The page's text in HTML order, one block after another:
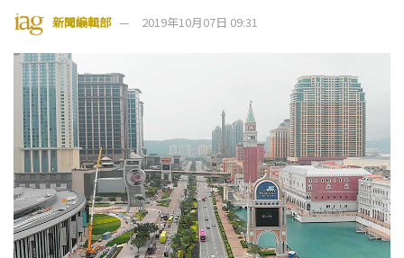
新聞編輯部 2019年10月07日 09:31